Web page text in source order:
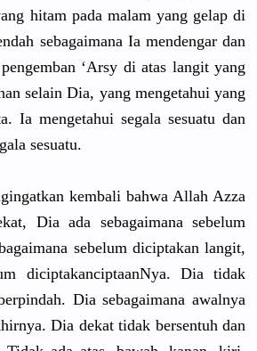
hitam pada malam yang gelap di
sebagaimana Ia mendengar dan
‘Arsy di atas langit yang
selain Dia, yang mengetahuiyang
Ia mengetahui segala sesuatu dan
sesuatu.
an kembali bahwa Allah Azza
Dia ada sebagaimana sebelum
a sebelum diciptakanlangit,
diciptakanciptaanNya. Dia tidak
Dia sebagaimana awalnya
Dia dekat tidak bersentuh dan